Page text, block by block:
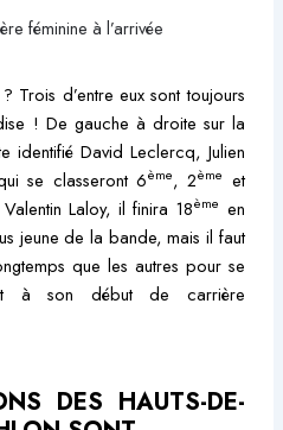
féminine à l’arrivée
Trois d’entre eux sont toujours
! De gauche à droite sur la
identifié David Leclercq, Julien
se classeront 6ème, 2ème et
Laloy, il finira 18ème en
jeune de la bande, mais il faut
que les autres pour se
à son début de carrière
DES HAUTS-DE-